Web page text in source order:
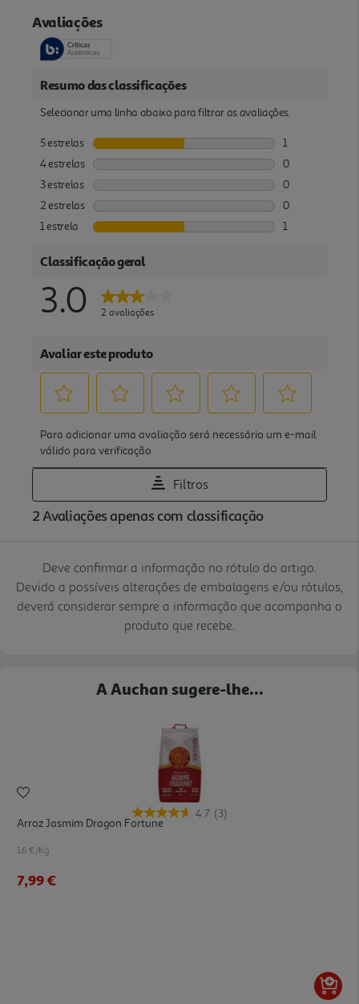
Deve confirmar a informação no rótulo do artigo.
Devido a possíveis alterações de embalagens e/ou rótulos,
deverá considerar sempre a informação que acompanha o
produto que recebe.
A Auchan sugere-lhe...
4.7 (3)
Arroz Jasmim Dragon Fortune
1.6 €/Kg
7,99 €